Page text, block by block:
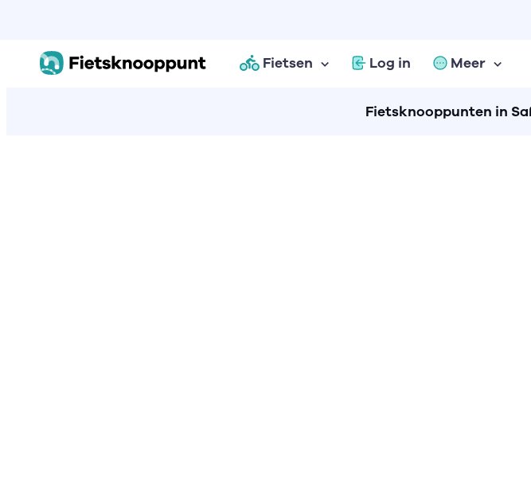
Fietsen Log in Meer
Fietsknooppunten in